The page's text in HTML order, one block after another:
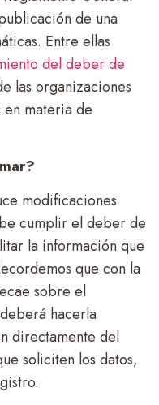
de una
Entre ellas
del deber de
las organizaciones
en materia de
modificaciones
cumplir el deber de
la información que
que con la
sobre el
hacerla
directamente del
soliciten los datos,